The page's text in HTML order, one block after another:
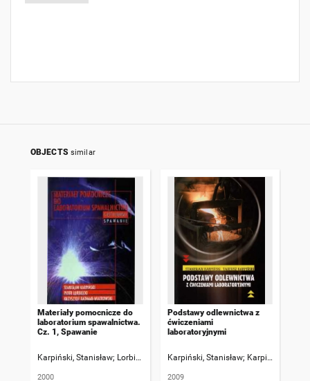
OBJECTS similar
Materiały pomocnicze do
laboratorium spawalnictwa.
Cz. 1, Spawanie
Karpiński, Stanisław Lorbiecki, Piotr Radwan-Wiatrowski, Krzysztof
2000
Podstawy odlewnictwa z
ćwiczeniami
laboratoryjnymi
Karpiński, Stanisław Karpiński,
2009